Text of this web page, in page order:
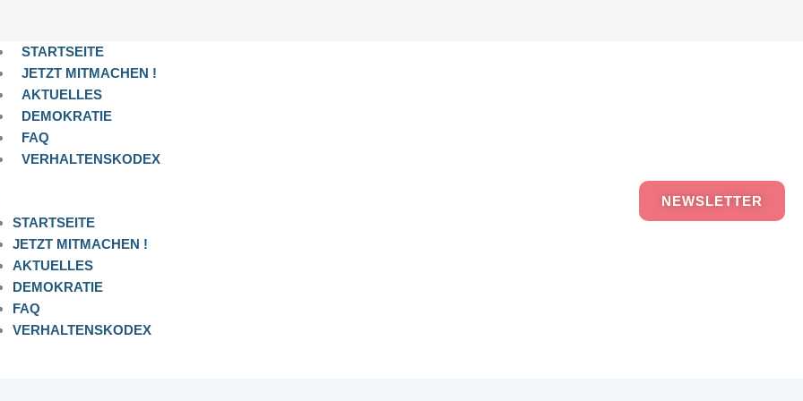
STARTSEITE
JETZT MITMACHEN !
AKTUELLES
DEMOKRATIE
FAQ
VERHALTENSKODEX
STARTSEITE
JETZT MITMACHEN !
AKTUELLES
DEMOKRATIE
FAQ
VERHALTENSKODEX
NEWSLETTER